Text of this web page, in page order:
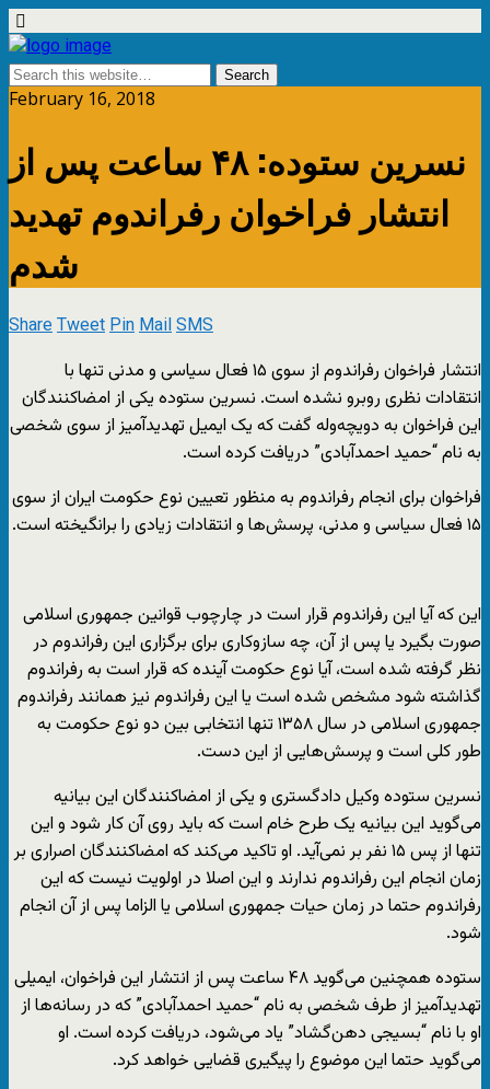
February 16, 2018
نسرین ستوده: ۴۸ ساعت پس از
انتشار فراخوان رفراندوم تهدید
شدم
ShareTweetPinMailSMS
انتشار فراخوان رفراندوم از سوی ۱۵ فعال سیاسی و مدنی تنها با
انتقادات نظری روبرو نشده است. نسرین ستوده یکی از امضاکنندگان
این فراخوان به دویچه‌وله گفت که یک ایمیل تهدیدآمیز از سوی شخصی
به نام “حمید احمدآبادی” دریافت کرده است.
فراخوان برای انجام رفراندوم به منظور تعیین نوع حکومت ایران از سوی
۱۵ فعال سیاسی و مدنی، پرسش‌ها و انتقادات زیادی را برانگیخته است.
این که آیا این رفراندوم قرار است در چارچوب قوانین جمهوری اسلامی
صورت بگیرد یا پس از آن، چه سازوکاری برای برگزاری این رفراندوم در
نظر گرفته شده است، آیا نوع حکومت آینده که قرار است به رفراندوم
گذاشته شود مشخص شده است یا این رفراندوم نیز همانند رفراندوم
جمهوری اسلامی در سال ۱۳۵۸ تنها انتخابی بین دو نوع حکومت به
طور کلی است و پرسش‌هایی از این دست.
نسرین ستوده وکیل دادگستری و یکی از امضاکنندگان این بیانیه
می‌گوید این بیانیه یک طرح خام است که باید روی آن کار شود و این
تنها از پس ۱۵ نفر بر نمی‌آید. او تاکید می‌کند که امضاکنندگان اصراری بر
زمان انجام این رفراندوم ندارند و این اصلا در اولویت نیست که این
رفراندوم حتما در زمان حیات جمهوری اسلامی یا الزاما پس از آن انجام
شود.
ستوده همچنین می‌گوید ۴۸ ساعت پس از انتشار این فراخوان، ایمیلی
تهدیدآمیز از طرف شخصی به نام “حمید احمدآبادی” که در رسانه‌ها از
او با نام “بسیجی دهن‌گشاد” یاد می‌شود، دریافت کرده است. او
می‌گوید حتما این موضوع را پیگیری قضایی خواهد کرد.